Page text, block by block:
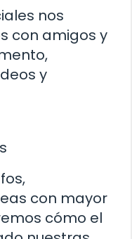
nos
con amigos y
y
con mayor
cómo el